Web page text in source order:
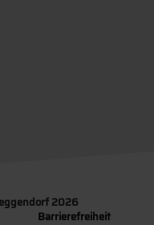
2026
Barrierefreiheit